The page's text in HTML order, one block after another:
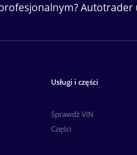
Usługi i części
Sprawdź VIN
Części